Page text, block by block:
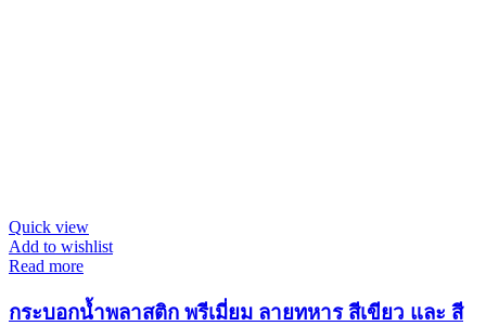
Quick view
Add to wishlist
Read more
กระบอกน้ำพลาสติก พรีเมี่ยม ลายทหาร สีเขียว และ สี